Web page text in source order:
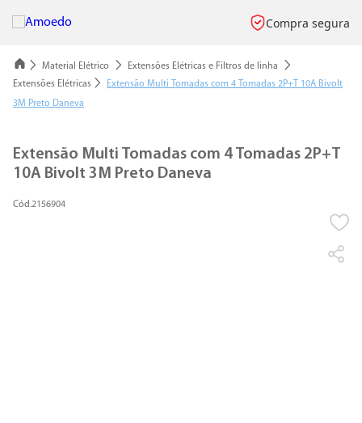
Compra segura
Material Elétrico
Extensões Elétricas e Filtros de linha
Extensões Elétricas
Extensão Multi Tomadas com 4 Tomadas 2P+T 10A Bivolt
3M Preto Daneva
Extensão Multi Tomadas com 4 Tomadas 2P+T
10A Bivolt 3M Preto Daneva
2156904